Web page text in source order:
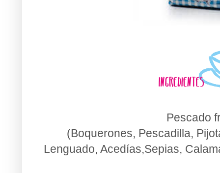
Pescado
(Boquerones, Pescadilla,
Lenguado, Acedías,Sepias,